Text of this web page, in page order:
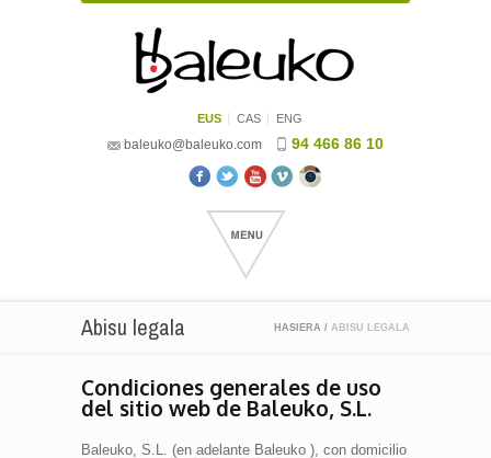
EUS CAS ENG
baleuko@baleuko.com 94 466 86 10
Abisu legala HASIERA / ABISU LEGALA
Condiciones generales de uso
del sitio web de Baleuko, S.L.
Baleuko, S.L. (en adelante Baleuko ), con domicilio